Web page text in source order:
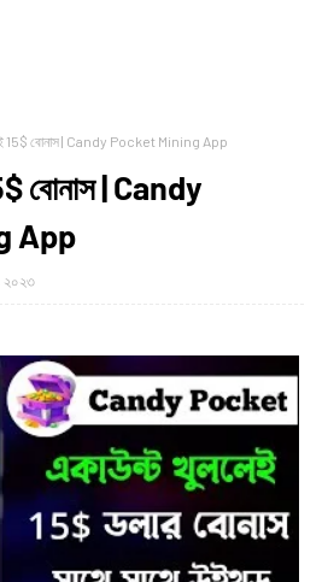
15$ বোনাস | Candy Pocket Mining App
বোনাস | Candy
App
২০২৩